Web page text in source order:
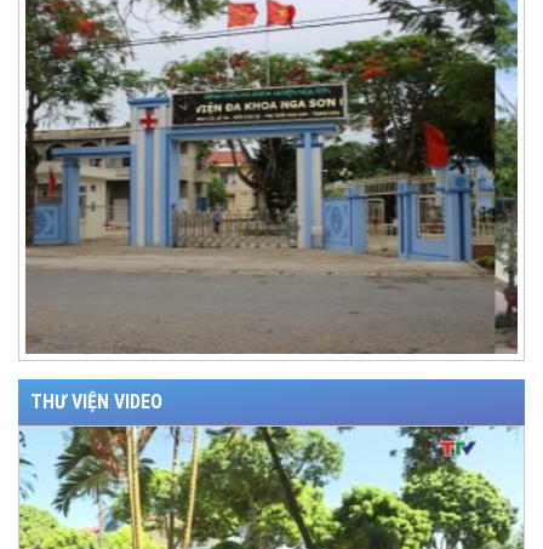
THƯ VIỆN VIDEO